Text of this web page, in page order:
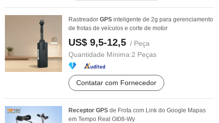
Rastreador GPS inteligente de 2g para gerenciamento
de frotas de veículos e corte de motor
US$ 9,5-12,5 / Peça
Quantidade Mínima:2 Peças
Contatar com Fornecedor
Receptor GPS de Frota com Link do Google Mapas
em Tempo Real Gt08-Wy